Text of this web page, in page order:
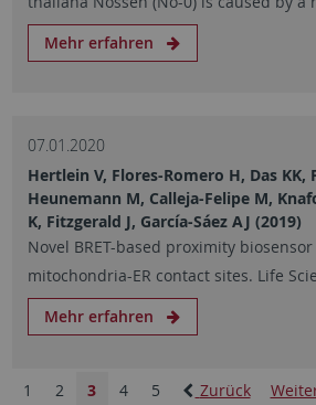
Mehr erfahren
07.01.2020
Hertlein V, Flores-Romero H, Das KK,
Heunemann M, Calleja-Felipe M,
K, Fitzgerald J, García-Sáez AJ (2019)
Novel BRET-based proximity
mitochondria-ER contact sites. Life
Mehr erfahren
Zurück
1 2 3 4 5